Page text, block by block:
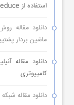
استفاده از MapReduce
دانلود مقاله
ماشین بردار
دانلود مقاله
کامپیوتری
دانلود مقاله